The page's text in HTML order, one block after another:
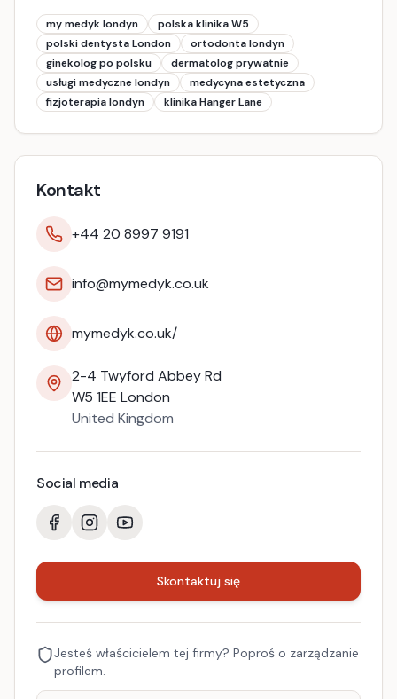
my medyk londyn
polska klinika W5
polski dentysta London
ortodonta londyn
ginekolog po polsku
dermatolog prywatnie
usługi medyczne londyn
medycyna estetyczna
fizjoterapia londyn
klinika Hanger Lane
Kontakt
+44 20 8997 9191
info@mymedyk.co.uk
mymedyk.co.uk/
2-4 Twyford Abbey Rd
W5 1EE London
United Kingdom
Social media
Skontaktuj się
Jesteś właścicielem tej firmy? Poproś o zarządzanie
profilem.